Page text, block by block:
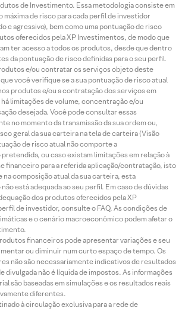
de Investimento. Essa metodologia consiste em
de risco para cada perfil de investidor
e agressivo), bem como uma pontuação de risco
oferecidos pela XP Investimentos, de modo que
ter acesso a todos os produtos, desde que dentro
da pontuação de risco definidas para o seu perfil.
e/ou contratar os serviços objeto deste
você verifique se a sua pontuação de risco atual
produtos e/ou a contratação dos serviços em
limitações de volume, concentração e/ou
desejada. Você pode consultar essas
no momento da transmissão da sua ordem ou,
geral da sua carteira na tela de carteira (Visão
de risco atual não comporte a
ou caso existam limitações em relação à
financeiro para a referida aplicação/contratação, isto
na composição atual da sua carteira, esta
está adequada ao seu perfil. Em caso de dúvidas
dos produtos oferecidos pela XP
de investidor, consulte o FAQ. As condições de
e o cenário macroeconômico podem afetar o
financeiros pode apresentar variações e seu
ou diminuir num curto espaço de tempo. Os
não são necessariamente indicativos de resultados
divulgada não é líquida de impostos. As informações
são baseadas em simulações e os resultados reais
diferentes.
à circulação exclusiva para a rede de